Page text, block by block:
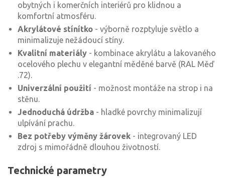
obytných i komerčních interiérů pro klidnou a
komfortní atmosféru.
Akrylátové stínítko - výborně rozptyluje světlo a
minimalizuje nežádoucí stíny.
Kvalitní materiály - kombinace akrylátu a lakovaného
ocelového plechu v elegantní měděné barvě (RAL Měď
.72).
Univerzální použití - možnost montáže na strop i na
stěnu.
Jednoduchá údržba - hladké povrchy minimalizují
ulpívání prachu.
Bez potřeby výměny žárovek - integrovaný LED
zdroj s mimořádně dlouhou životností.
Technické parametry